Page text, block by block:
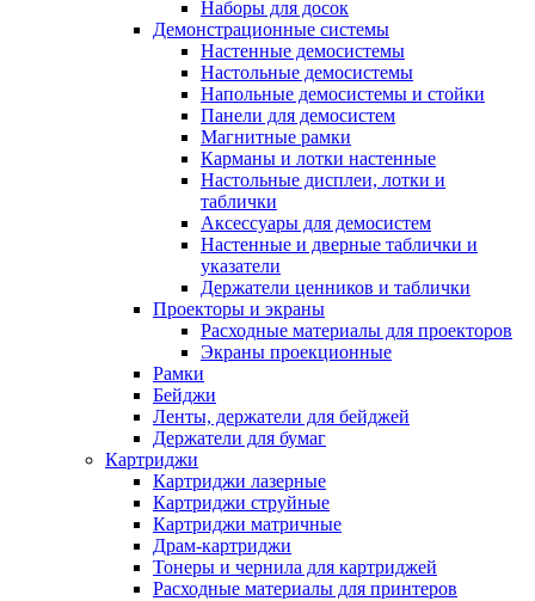
Наборы для досок
Демонстрационные системы
Настенные демосистемы
Настольные демосистемы
Напольные демосистемы и стойки
Панели для демосистем
Магнитные рамки
Карманы и лотки настенные
Настольные дисплеи, лотки и
таблички
Аксессуары для демосистем
Настенные и дверные таблички и
указатели
Держатели ценников и таблички
Проекторы и экраны
Расходные материалы для проекторов
Экраны проекционные
Рамки
Бейджи
Ленты, держатели для бейджей
Держатели для бумаг
Картриджи
Картриджи лазерные
Картриджи струйные
Картриджи матричные
Драм-картриджи
Тонеры и чернила для картриджей
Расходные материалы для принтеров